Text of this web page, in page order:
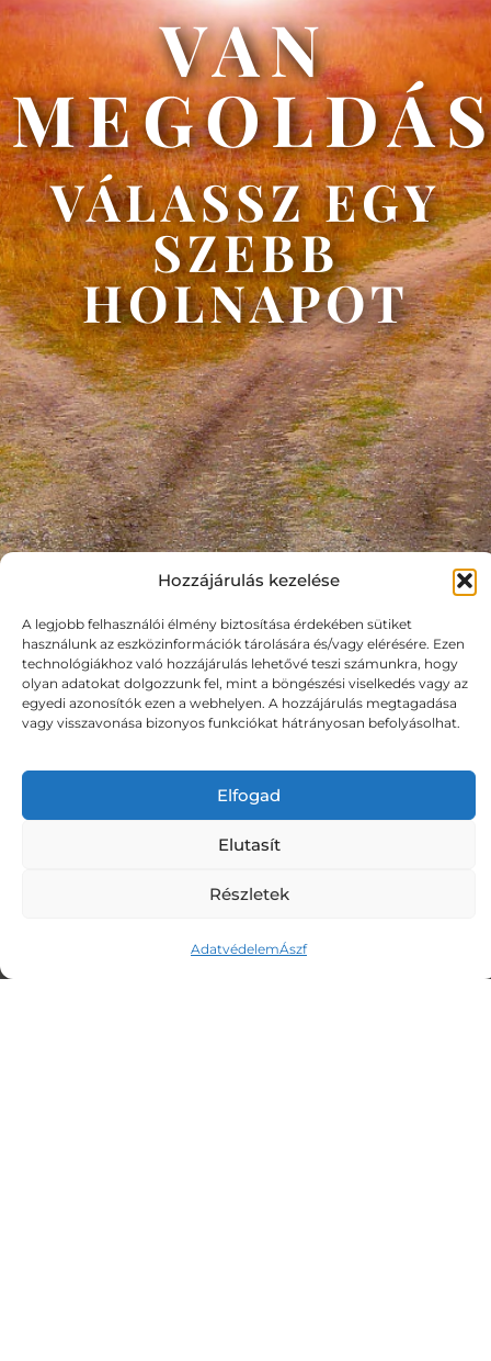
Hozzájárulás kezelése
A legjobb felhasználói élmény biztosítása érdekében sütiket
használunk az eszközinformációk tárolására és/vagy elérésére. Ezen
technológiákhoz való hozzájárulás lehetővé teszi számunkra, hogy
olyan adatokat dolgozzunk fel, mint a böngészési viselkedés vagy az
egyedi azonosítók ezen a webhelyen. A hozzájárulás megtagadása
vagy visszavonása bizonyos funkciókat hátrányosan befolyásolhat.
Elfogad
Elutasít
Részletek
AdatvédelemÁszf
VAN
VÁLASSZ EGY
SZEBB
HOLNAPOT
Bencze Hajnalka vagyok, holisztikus
terapeuta és Kínai Képmedicina
(Chinese Image Medicine) Level II
terapeuta, érzelmi és mentális
elakadások szakértője. Több mint 15
éves terapeutai tapasztalataim során
nagyon sokféle emberrel és
hátteremről részletesen a